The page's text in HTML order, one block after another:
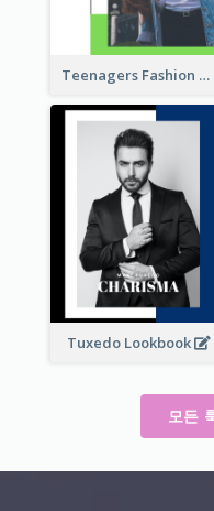
Teenagers Fashion Lookbook
Tuxedo Lookbook
모든